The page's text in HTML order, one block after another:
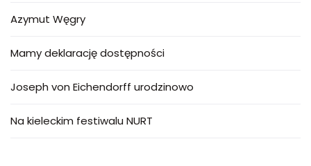
Azymut Węgry
Mamy deklarację dostępności
Joseph von Eichendorff urodzinowo
Na kieleckim festiwalu NURT